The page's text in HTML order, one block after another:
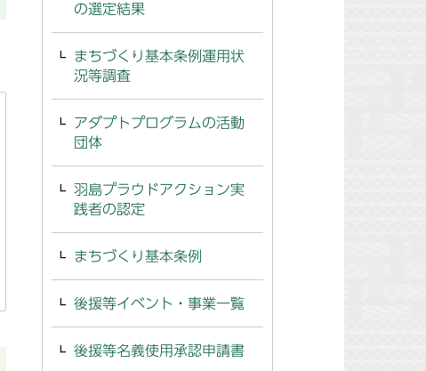
の選定結果
まちづくり基本条例運用状
況等調査
アダプトプログラムの活動
団体
羽島プラウドアクション実
践者の認定
まちづくり基本条例
後援等イベント・事業一覧
後援等名義使用承認申請書